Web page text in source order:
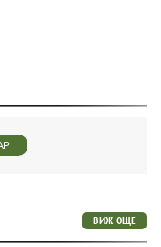
ВИЖ ОЩЕ